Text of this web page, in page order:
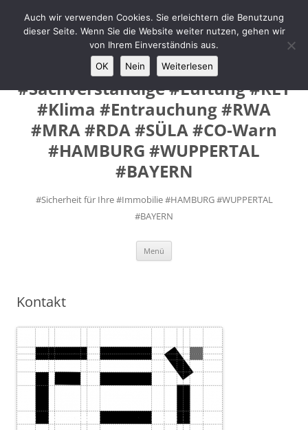
Inhalt
springenMANUEL #FEY INGENIEURE
#Prüfsachverständige #VdS
Fremd- Sachverständige
#Sachverständige #Lüftung #RLT
#Klima #Entrauchung #RWA
#MRA #RDA #SÜLA #CO-Warn
#HAMBURG #WUPPERTAL
#BAYERN
#Sicherheit für Ihre #Immobilie #HAMBURG #WUPPERTAL
#BAYERN
Menü
Kontakt
Auch wir verwenden Cookies. Sie erleichtern die Benutzung
dieser Seite. Wenn Sie die Website weiter nutzen, gehen wir
von Ihrem Einverständnis aus.
OK
Nein Weiterlesen